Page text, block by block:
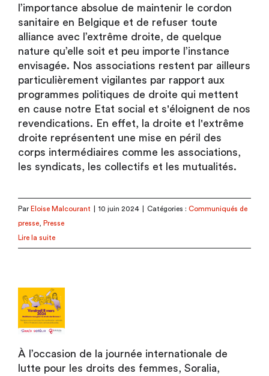
l’importance absolue de maintenir le cordon
sanitaire en Belgique et de refuser toute
alliance avec l’extrême droite, de quelque
nature qu’elle soit et peu importe l’instance
envisagée. Nos associations restent par ailleurs
particulièrement vigilantes par rapport aux
programmes politiques de droite qui mettent
en cause notre Etat social et s'éloignent de nos
revendications. En effet, la droite et l'extrême
droite représentent une mise en péril des
corps intermédiaires comme les associations,
les syndicats, les collectifs et les mutualités.
Par Eloise Malcourant 10 juin 2024 Catégories : Communiqués de
presse, Presse
Lire la suite
À l’occasion de la journée internationale de
lutte pour les droits des femmes, Soralia,